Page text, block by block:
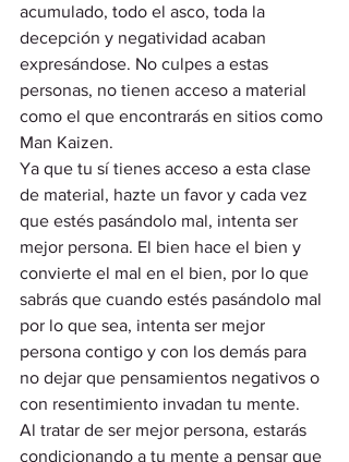
acumulado, todo el asco, toda la
decepción y negatividad acaban
expresándose. No culpes a estas
personas, no tienen acceso a material
como el que encontrarás en sitios como
Man Kaizen.
Ya que tu sí tienes acceso a esta clase
de material, hazte un favor y cada vez
que estés pasándolo mal, intenta ser
mejor persona. El bien hace el bien y
convierte el mal en el bien, por lo que
sabrás que cuando estés pasándolo mal
por lo que sea, intenta ser mejor
persona contigo y con los demás para
no dejar que pensamientos negativos o
con resentimiento invadan tu mente.
Al tratar de ser mejor persona, estarás
condicionando a tu mente a pensar que